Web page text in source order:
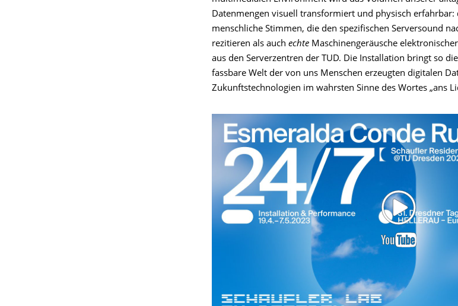
Datenmengen visuell transformiert und physisch
menschliche Stimmen, die den spezifischen Serversound
rezitieren als auch echte Maschinengeräusche
aus den Serverzentren der TUD. Die Installation bringt so
fassbare Welt der von uns Menschen erzeugten digitalen
Zukunftstechnologien im wahrsten Sinne des Wortes „ans